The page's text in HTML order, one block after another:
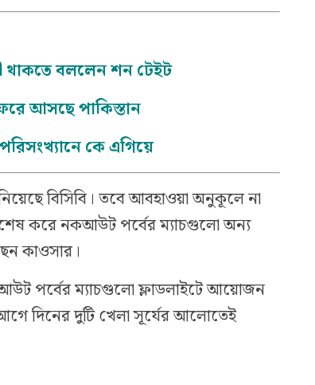
থাকতে বললেন শন টেইট
আসছে পাকিস্তান
কে এগিয়ে
বিসিবি। তবে আবহাওয়া অনুকূলে না
করে নকআউট পর্বের ম্যাচগুলো অন্য
কাওসার।
পর্বের ম্যাচগুলো ফ্লাডলাইটে আয়োজন
দিনের দুটি খেলা সূর্যের আলোতেই